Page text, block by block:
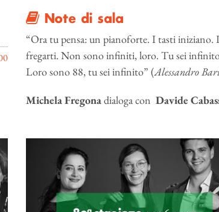
Note di sala
“Ora tu pensa: un pianoforte. I tasti iniziano.
fregarti. Non sono infiniti, loro. Tu sei
Loro sono 88, tu sei infinito” (Alessandro
Michela Fregonadialoga con Davide